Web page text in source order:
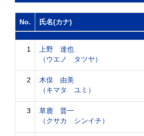
No. 氏名(カナ)
1
上野 達也
（ウエノ タツヤ）
2
木俣 由美
（キマタ ユミ）
3
草鹿 晋一
（クサカ シンイチ）